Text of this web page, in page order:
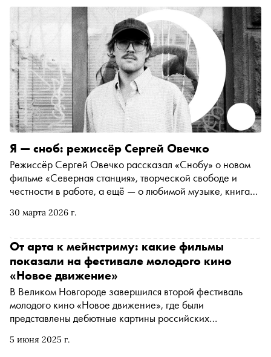
30 марта 2026 г.
Я — сноб: режиссёр Сергей Овечко
Режиссёр Сергей Овечко рассказал «Снобу» о новом
фильме «Северная станция», творческой свободе и
честности в работе, а ещё — о любимой музыке, книгах
5 июня 2025 г.
От арта к мейнстриму: какие фильмы
показали на фестивале молодого кино
«Новое движение»
В Великом Новгороде завершился второй фестиваль
молодого кино «Новое движение», где были
представлены дебютные картины российских
неровной: с одной стороны, в конкурс попали ленты,